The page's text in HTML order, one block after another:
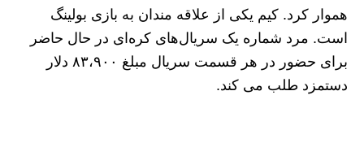
هموار کرد. کیم یکی از علاقه مندان به بازی بولینگ
است. مرد شماره یک سریال‌های کره‌ای در حال حاضر
برای حضور در هر قسمت سریال مبلغ ۸۳،۹۰۰ دلار
دستمزد طلب می‌ کند.